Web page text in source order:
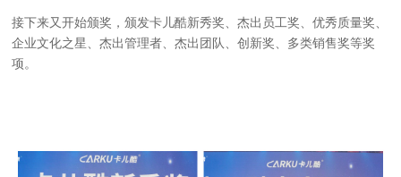
接下来又开始颁奖，颁发卡儿酷新秀奖、杰出员工奖、优秀质量奖、
企业文化之星、杰出管理者、杰出团队、创新奖、多类销售奖等奖
项。